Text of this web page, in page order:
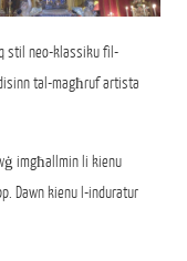
stil neo-klassiku fil-
tal-magħruf artista
imgħallmin li kienu
Dawn kienu l-induratur